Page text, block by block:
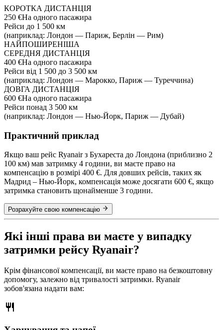
КОРОТКА ДИСТАНЦІЯ
250 €На одного пасажира
Рейси до 1 500 км
(наприклад: Лондон — Париж, Берлін — Рим)
НАЙПОШИРЕНІША
СЕРЕДНЯ ДИСТАНЦІЯ
400 €На одного пасажира
Рейси від 1 500 до 3 500 км
(наприклад: Лондон — Марокко, Париж — Туреччина)
ДОВГА ДИСТАНЦІЯ
600 €На одного пасажира
Рейси понад 3 500 км
(наприклад: Лондон — Нью-Йорк, Париж — Дубай)
Практичний приклад
Якщо ваш рейс Ryanair з Бухареста до Лондона (приблизно 2
100 км) мав затримку 4 години, ви маєте право на
компенсацію в розмірі 400 €. Для довших рейсів, таких як
Мадрид – Нью-Йорк, компенсація може досягати 600 €, якщо
затримка становить щонайменше 3 години.
Розрахуйте свою компенсацію
Які інші права ви маєте у випадку
затримки рейсу Ryanair?
Крім фінансової компенсації, ви маєте право на безкоштовну
допомогу, залежно від тривалості затримки. Ryanair
зобов'язана надати вам: